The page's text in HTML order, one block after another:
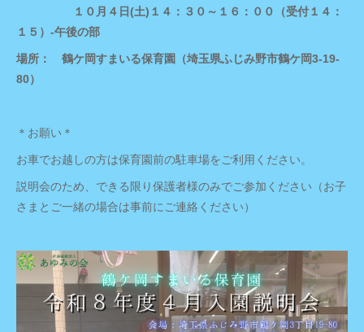
１０月 ４日(土)１４：３０～１６：００（受付１４：
１５）-午後の部
場所： 鶴ケ岡すまいる保育園（埼玉県ふじみ野市鶴ケ岡3-19-
80）
＊お願い＊
お車でお越しの方は保育園前の駐車場をご利用ください。
説明会のため、できる限り保護者様のみでご参加ください（お子
さまとご一緒の場合は事前にご連絡ください）